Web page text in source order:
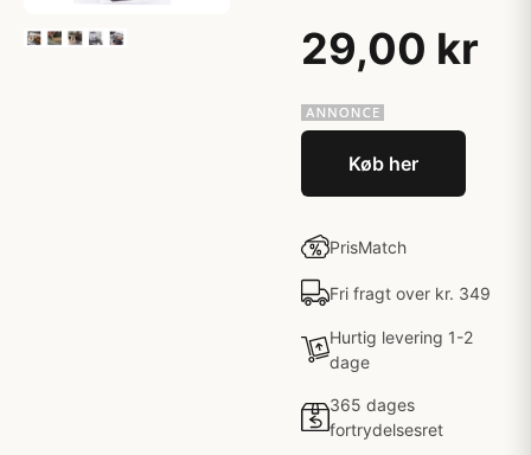
29,00 kr
Køb her
PrisMatch
Fri fragt over kr. 349
Hurtig levering 1-2
dage
365 dages
fortrydelsesret